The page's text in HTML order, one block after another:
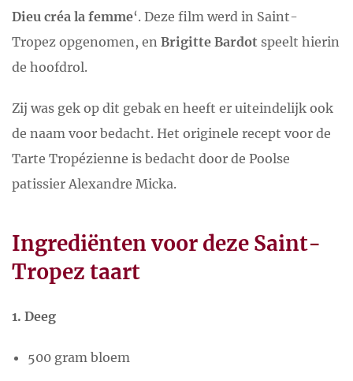
Dieu créa la femme‘. Deze film werd in Saint-
Tropez opgenomen, en Brigitte Bardot speelt hierin
de hoofdrol.
Zij was gek op dit gebak en heeft er uiteindelijk ook
de naam voor bedacht. Het originele recept voor de
Tarte Tropézienne is bedacht door de Poolse
patissier Alexandre Micka.
Ingrediënten voor deze Saint-
Tropez taart
1. Deeg
500 gram bloem